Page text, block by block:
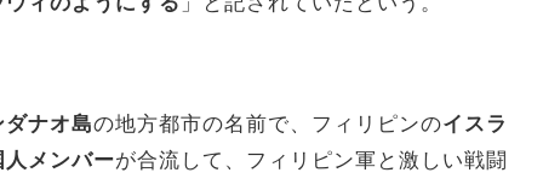
ナオ島の地方都市の名前で、フィリピンのイスラ
メンバーが合流して、フィリピン軍と激しい戦闘